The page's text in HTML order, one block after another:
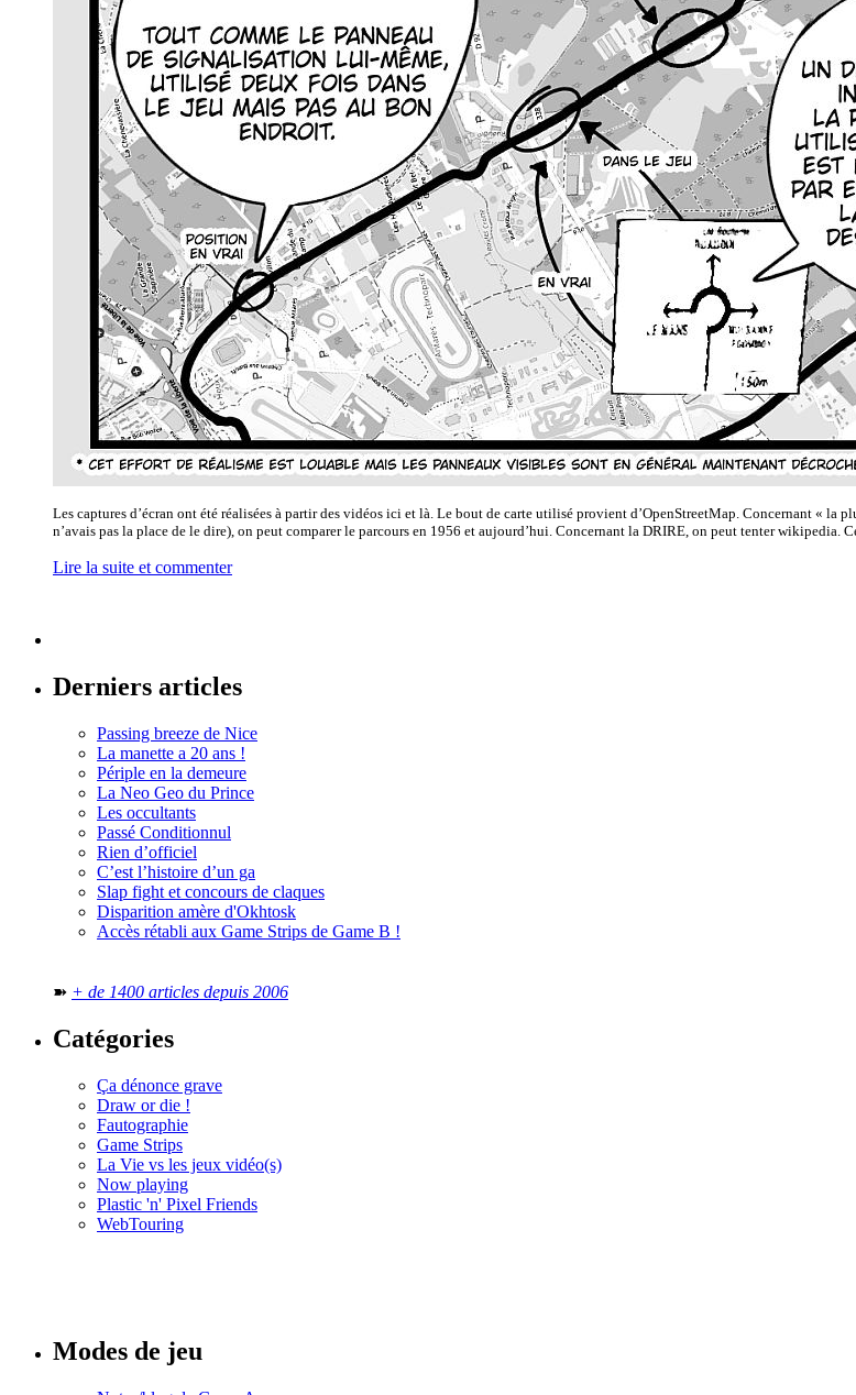
Les captures d’écran ont été réalisées à partir des vidéos ici et là. Le bout de carte utilisé provient d’OpenStreetMap. Concernant «
n’avais pas la place de le dire), on peut comparer le parcours en 1956 et aujourd’hui. Concernant la DRIRE, on peut tenter wikipedia. Ce
Lire la suite et commenter
Derniers articles
Passing breeze de Nice
La manette a 20 ans !
Périple en la demeure
La Neo Geo du Prince
Les occultants
Passé Conditionnul
Rien d’officiel
C’est l’histoire d’un ga
Slap fight et concours de claques
Disparition amère d'Okhtosk
Accès rétabli aux Game Strips de Game B !
➽ + de 1400 articles depuis 2006
Catégories
Ça dénonce grave
Draw or die !
Fautographie
Game Strips
La Vie vs les jeux vidéo(s)
Now playing
Plastic 'n' Pixel Friends
WebTouring
Modes de jeu